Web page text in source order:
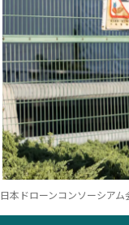
日本ドローンコンソーシア